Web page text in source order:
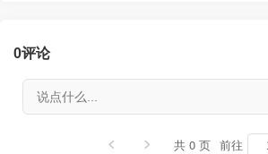
0评论
共 0 页 前往